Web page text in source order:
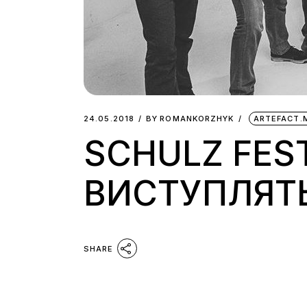
24.05.2018 BY ROMANKORZHYK
SCHULZ
SHARE